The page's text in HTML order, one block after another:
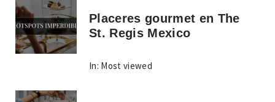
Placeres gourmet en The
St. Regis Mexico
In: Most viewed